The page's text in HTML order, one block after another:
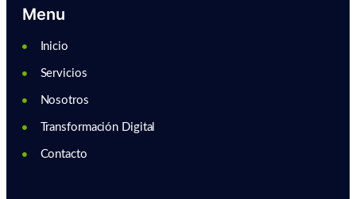
Menu
Inicio
Servicios
Nosotros
Transformación Digital
Contacto